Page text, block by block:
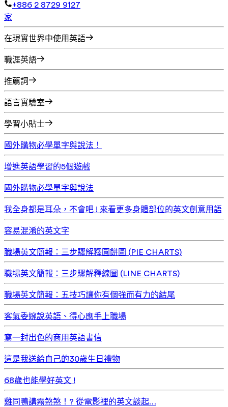
+886 2 8729 9127
家
在現實世界中使用英語
職涯英語
推薦詞
語言實驗室
學習小貼士
國外購物必學單字與說法！
增進英語學習的5個遊戲
國外購物必學單字與說法
我全身都是耳朵，不會吧 ! 來看更多身體部位的英文創意用語
容易混淆的英文字
職場英文簡報：三步驟解釋圓餅圖 (PIE CHARTS)
職場英文簡報：三步驟解釋線圖 (LINE CHARTS)
職場英文簡報：五技巧讓你有個強而有力的結尾
客氣委婉說英語、得心應手上職場
寫一封出色的商用英語書信
這是我送給自己的30歲生日禮物
68歲也能學好英文 !
雞同鴨講霧煞煞！? 從電影裡的英文談起…